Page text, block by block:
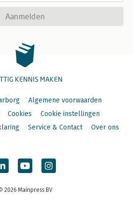
Aanmelden
KENNIS MAKEN
Algemene voorwaarden
Cookies
Cookie instellingen
Service & Contact Over ons
2026 Mainpress BV